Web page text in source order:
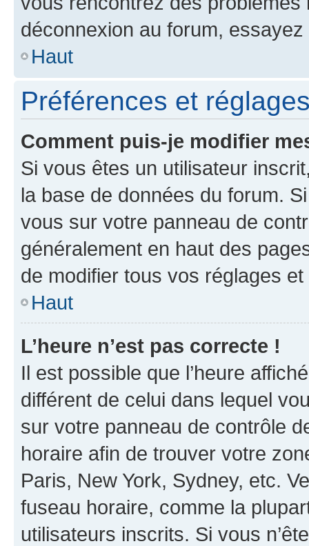
déconnexion au forum,
Haut
Préférences et
Comment puis-je modifier
Si vous êtes un utilisateur
la base de données du forum.
vous sur votre panneau de
généralement en haut des
de modifier tous vos réglages
Haut
L’heure n’est pas correcte !
Il est possible que l’heure
différent de celui dans lequel
sur votre panneau de contrôle
horaire afin de trouver votre
Paris, New York, Sydney, etc.
fuseau horaire, comme la
utilisateurs inscrits. Si vous